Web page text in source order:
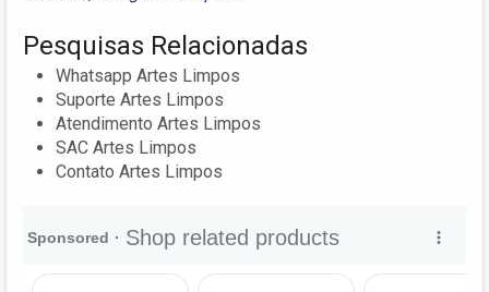
Pesquisas Relacionadas
Whatsapp Artes Limpos
Suporte Artes Limpos
Atendimento Artes Limpos
SAC Artes Limpos
Contato Artes Limpos